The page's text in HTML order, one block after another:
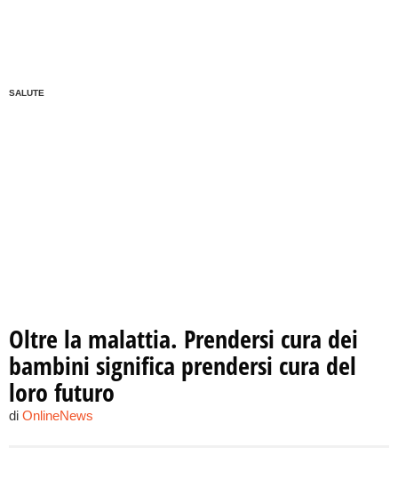
SALUTE
Oltre la malattia. Prendersi cura dei
bambini significa prendersi cura del
loro futuro
di OnlineNews